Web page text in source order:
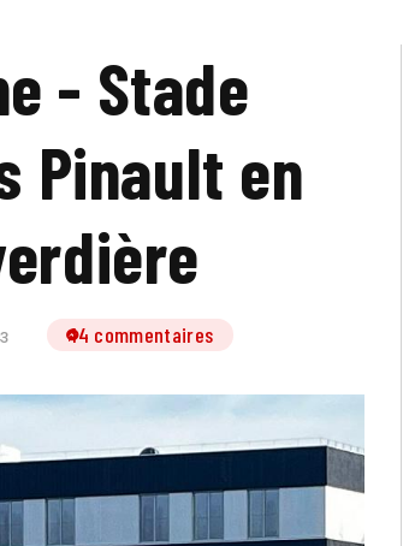
- Stade
Pinault en
14 commentaires